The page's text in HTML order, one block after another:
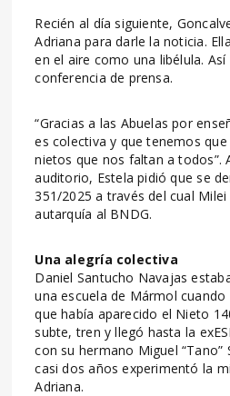
Recién al día siguiente,
Adriana para darle la noticia.
en el aire como una libélula.
conferencia de prensa.
“Gracias a las Abuelas por
es colectiva y que tenemos
nietos que nos faltan a todos”.
auditorio, Estela pidió que se
351/2025 a través del cual
autarquía al BNDG.
Una alegría colectiva
Daniel Santucho Navajas
una escuela de Mármol
que había aparecido el Nieto
subte, tren y llegó hasta la
con su hermano Miguel “Tano”
casi dos años experimentó la
Adriana.